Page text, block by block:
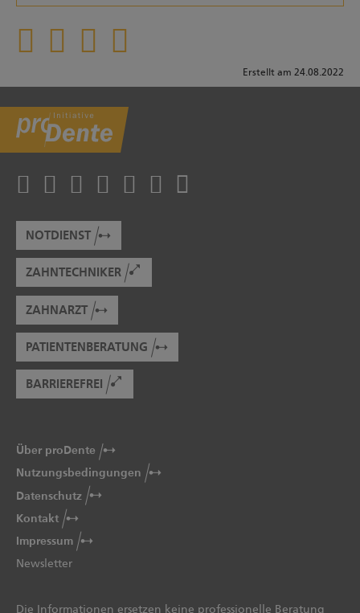
Erstellt am 24.08.2022
NOTDIENST
ZAHNTECHNIKER
ZAHNARZT
PATIENTENBERATUNG
BARRIEREFREI
Über proDente
Nutzungsbedingungen
Datenschutz
Kontakt
Impressum
Newsletter
Die Informationen ersetzen keine professionelle Beratung